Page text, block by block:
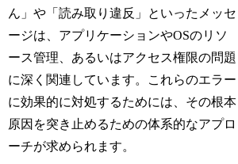
ん」や「読み取り違反」といったメッセ
ージは、アプリケーションやOSのリソ
ース管理、あるいはアクセス権限の問題
に深く関連しています。これらのエラー
に効果的に対処するためには、その根本
原因を突き止めるための体系的なアプロ
ーチが求められます。